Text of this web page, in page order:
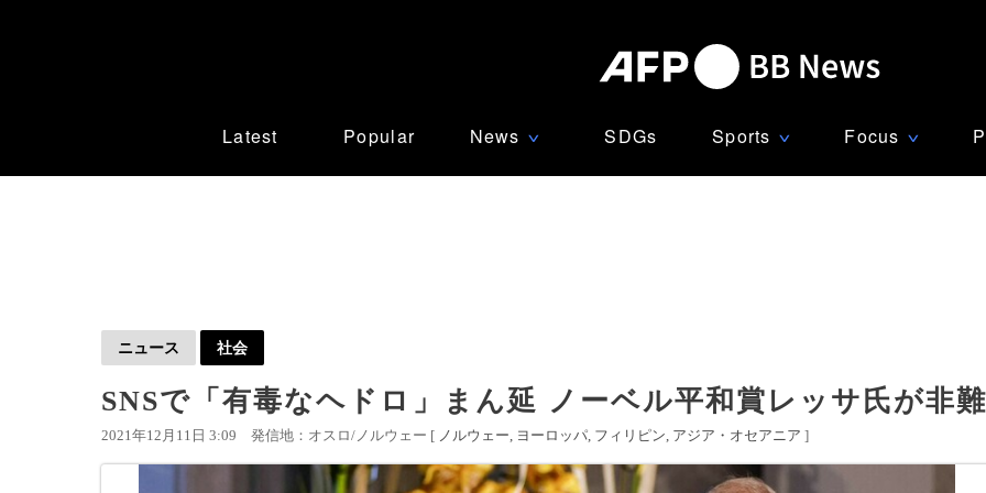
Latest Popular News ∨ SDGs Sports ∨ Focus ∨
ニュース 社会
SNSで「有毒なヘドロ」まん延 ノーベル平和賞レッサ氏が非難
2021年12月11日 3:09 発信地：オスロ/ノルウェー [ ノルウェー ヨーロッパ フィリピン アジア・オセアニア ]